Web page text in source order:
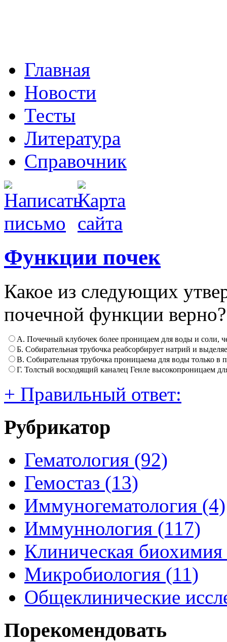
Главная
Новости
Тесты
Литература
Справочник
Функции почек
Какое из следующих
почечной функции верно?
А. Почечный клубочек более проницаем для воды и соли,
Б. Собирательная трубочка реабсорбирует натрий и
В. Собирательная трубочка проницаема для воды только в
Г. Толстый восходящий каналец Генле высокопроницаем
+ Правильный ответ:
Рубрикатор
Гематология (92)
Гемостаз (13)
Иммуногематология (4)
Иммуннология (117)
Клиническая
Микробиология (11)
Общеклинические
Порекомендовать